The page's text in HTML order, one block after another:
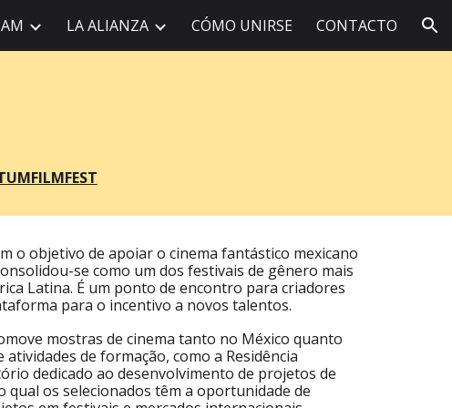
LA ALIANZA CÓMO UNIRSE CONTACTO
o objetivo de apoiar o cinema fantástico mexicano
se como um dos festivais de gênero mais
Latina. É um ponto de encontro para criadores
para o incentivo a novos talentos.
mostras de cinema tanto no México quanto
de formação, como a Residência
dedicado ao desenvolvimento de projetos de
qual os selecionados têm a oportunidade de